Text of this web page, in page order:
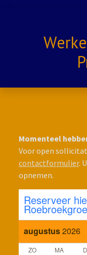
Momenteel
Voor open
contactformulier.
opnemen.